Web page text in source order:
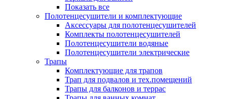
Показать все
Полотенцесушители и комплектующие
Аксессуары для полотенцесушителей
Комплекты полотенцесушителей
Полотенцесушители водяные
Полотенцесушители электрические
Трапы
Комплектующие для трапов
Трап для подвалов и тех.помещений
Трапы для балконов и террас